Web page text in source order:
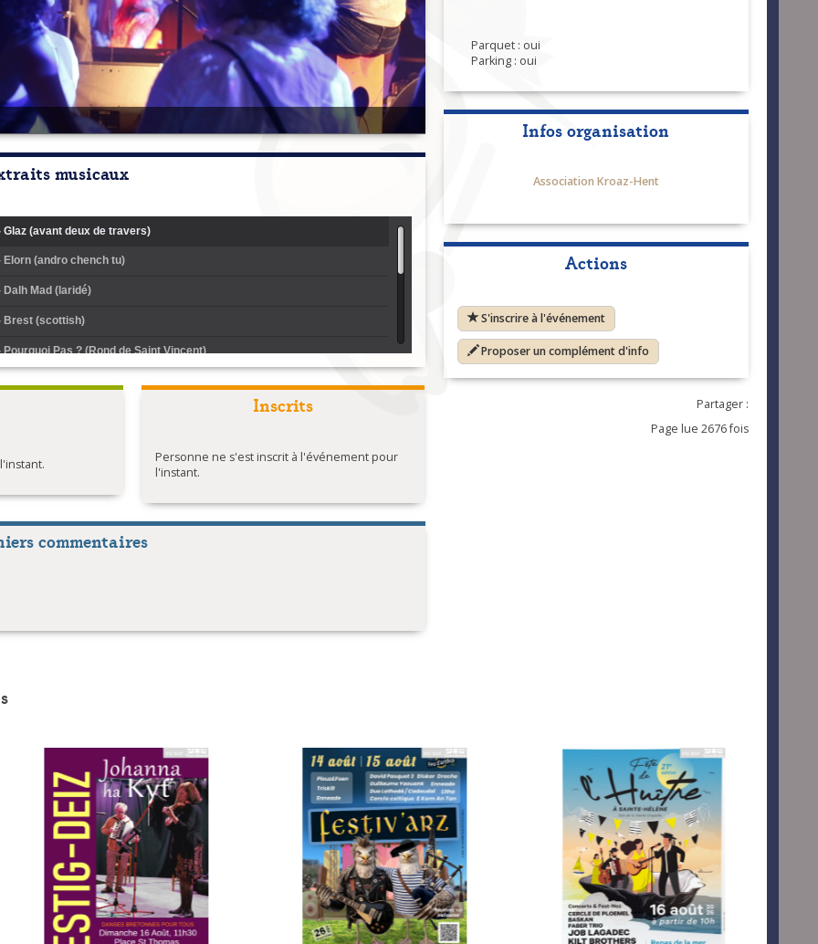
musicaux
Glaz (avant deux de travers)
Elorn (andro chench tu)
Dalh Mad (laridé)
Brest (scottish)
Pourquoi Pas ? (Rond de Saint Vincent)
Mont kuit (cercle circassien)
Mazurka de Verlaine
Inscrits
Personne ne s'est inscrit à l'événement pour
l'instant.
commentaires
Parquet : oui
Parking : oui
Infos organisation
Association Kroaz-Hent
Actions
S'inscrire à l'événement
Proposer un complément d'info
Partager :
Page lue 2676 fois